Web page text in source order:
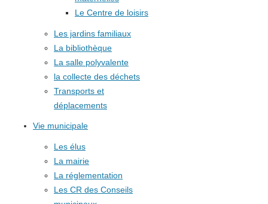
Le Centre de loisirs
Les jardins familiaux
La bibliothèque
La salle polyvalente
la collecte des déchets
Transports et
déplacements
Vie municipale
Les élus
La mairie
La réglementation
Les CR des Conseils